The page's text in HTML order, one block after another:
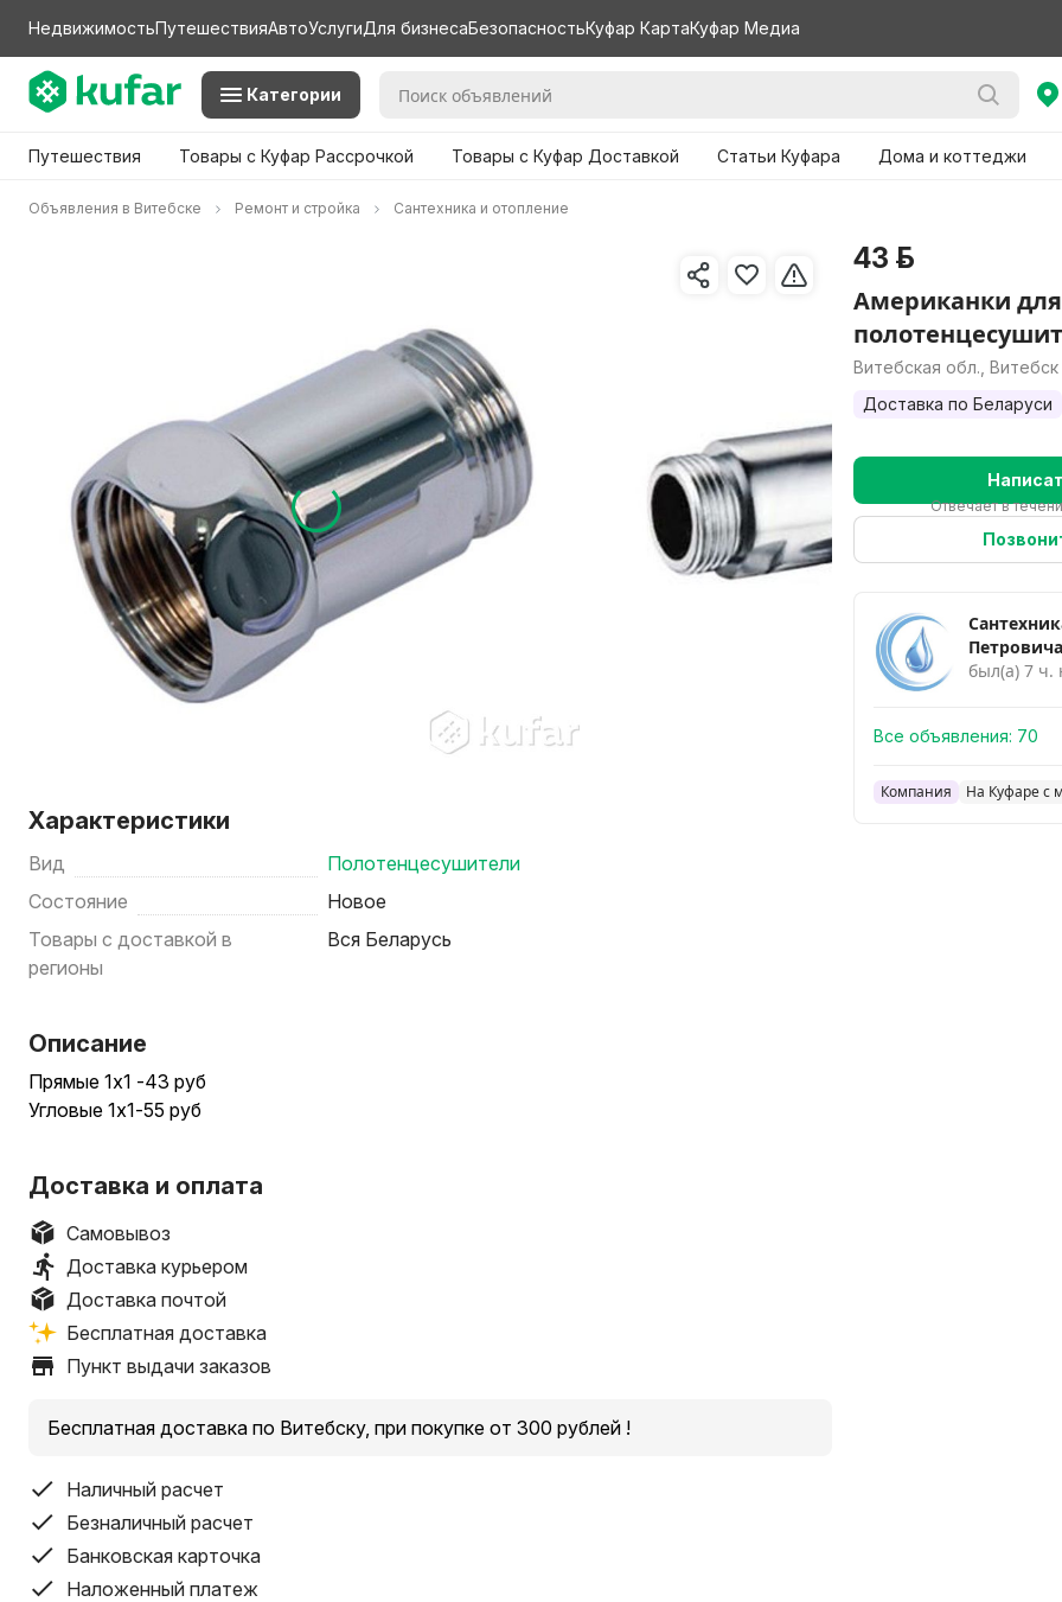
НедвижимостьПутешествияАвтоУслугиДля бизнесаБезопасностьКуфар КартаКуфар Медиа
Категории
Путешествия Товары с Куфар Рассрочкой Товары с Куфар Доставкой Статьи Куфара Дома и коттеджи
Объявления в Витебске Ремонт и стройка Сантехника и отопление
Характеристики
Вид
Полотенцесушители
Состояние
Новое
Товары с доставкой в
регионы
Вся Беларусь
Описание
Прямые 1х1 -43 руб
Угловые 1х1-55 руб
Доставка и оплата
Самовывоз
Доставка курьером
Доставка почтой
Бесплатная доставка
Пункт выдачи заказов
Бесплатная доставка по Витебску, при покупке от 300 рублей !
Наличный расчет
Безналичный расчет
Банковская карточка
Наложенный платеж
43 р.
Американки для
Витебская обл., Витебск
Доставка по Беларуси
Отвечает в
Петровича
был(а) 7 ч.
Все объявления: 70
Компания На Куфаре с